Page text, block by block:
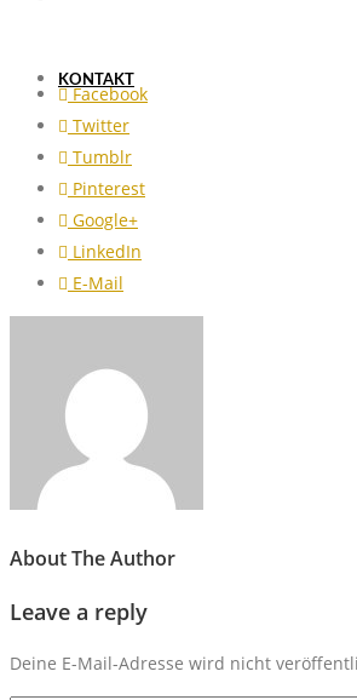
KONTAKT
Facebook
Twitter
Tumblr
Pinterest
Google+
LinkedIn
E-Mail
About The Author
Leave a reply
Deine E-Mail-Adresse wird nicht